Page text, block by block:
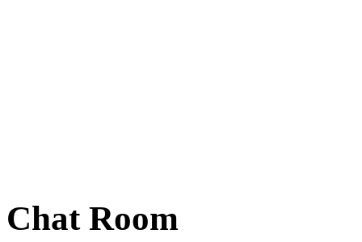
Chat Room